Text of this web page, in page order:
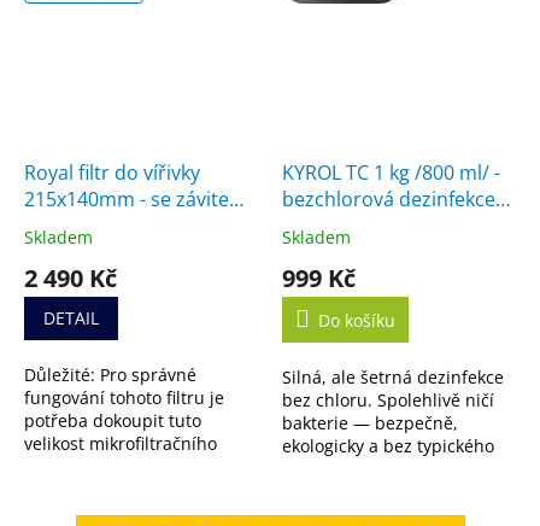
Royal filtr do vířivky
215x140mm - se závitem,
náhrada za filtr SC714
Průměrné
produktu
5,0
5
hvězdiček.
Skladem
2 490 Kč
DETAIL
Důležité: Pro správné
fungování tohoto filtru je
potřeba dokoupit tuto
velikost mikrofiltračního
Nevadí....
KYROL TC 1 kg /800 ml/ -
bezchlorová dezinfekce
vody
Průměrné
produktu
5,0
5
hvězdiček.
Skladem
999 Kč
Do košíku
Silná, ale šetrná dezinfekce
bez chloru. Spolehlivě ničí
bakterie — bezpečně,
ekologicky a bez typického